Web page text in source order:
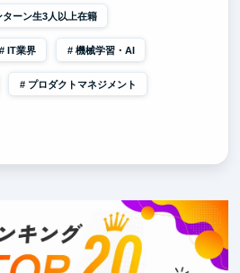
ターン生3人以上在籍
IT業界 機械学習・AI
プロダクトマネジメント